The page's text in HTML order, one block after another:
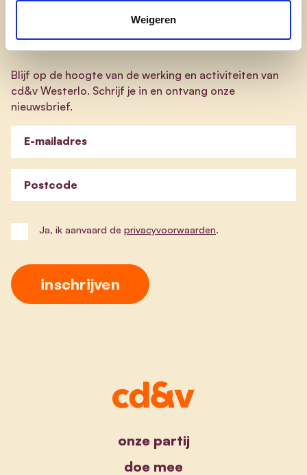
Weigeren
Nieuwsbrief
Blijf op de hoogte van de werking en activiteiten van
cd&v Westerlo. Schrijf je in en ontvang onze
nieuwsbrief.
E-mailadres
Postcode
Ja, ik aanvaard de privacyvoorwaarden.
onze partij
doe mee